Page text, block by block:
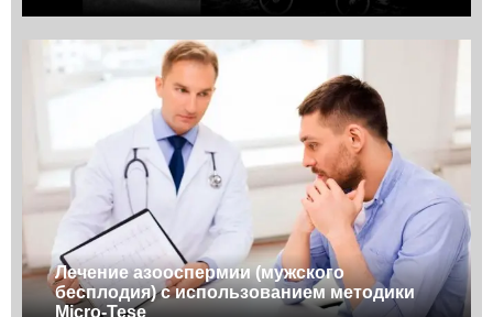
Лечение азооспермии (мужского
бесплодия) с использованием методики
Micro-Tese